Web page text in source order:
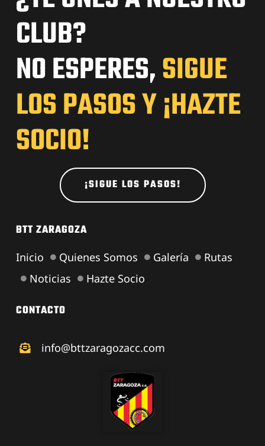
¿TE UNES A NUESTRO
CLUB?
NO ESPERES,SIGUE
LOS PASOS Y ¡HAZTE
SOCIO!
BTT ZARAGOZA
Inicio Quienes Somos
Noticias
info@bttzaragozacc.com